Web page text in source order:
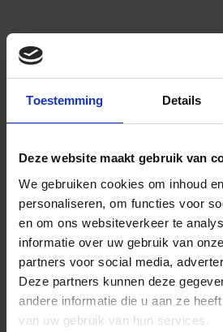
Toestemming Details
Deze website maakt gebruik van
We gebruiken cookies om inhoud
personaliseren, om functies voor
en om ons websiteverkeer te
informatie over uw gebruik van
partners voor social media,
Deze partners kunnen deze
andere informatie die u aan ze
van uw gebruik van hun services.